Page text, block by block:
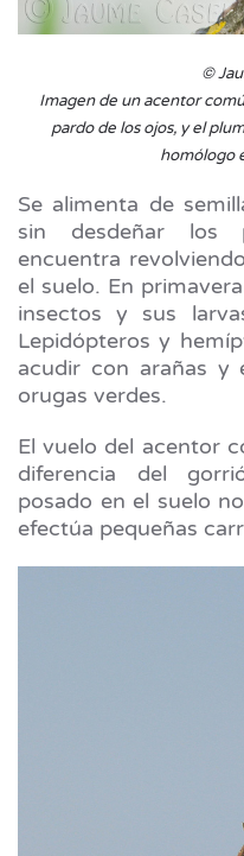
©
Imagen de un acentor
pardo de los ojos, y el
homólogo
Se alimenta de
sin desdeñar los
encuentra
el suelo. En
insectos y sus
Lepidópteros y
acudir con arañas y
orugas verdes.
El vuelo del acentor
diferencia del
posado en el suelo
efectúa pequeñas